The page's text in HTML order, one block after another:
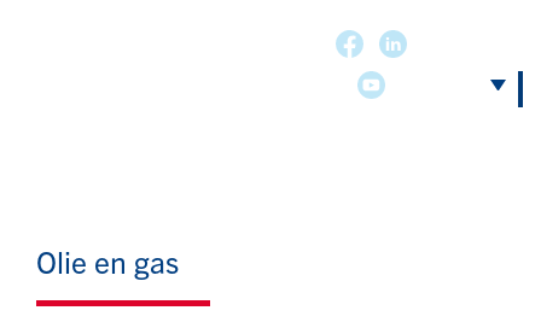
Olie en gas